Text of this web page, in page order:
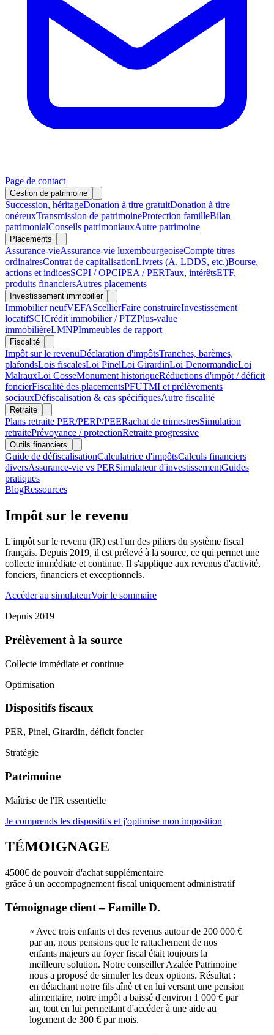
Page de contact
Gestion de patrimoine
Succession, héritageDonation à titre gratuitDonation à titre
onéreuxTransmission de patrimoineProtection familleBilan
patrimonialConseils patrimoniauxAutre patrimoine
Placements
Assurance-vieAssurance-vie luxembourgeoiseCompte titres
ordinairesContrat de capitalisationLivrets (A, LDDS, etc.)Bourse,
actions et indicesSCPI / OPCIPEA / PERTaux, intérêtsETF,
produits financiersAutres placements
Investissement immobilier
Immobilier neufVEFAScellierFaire construireInvestissement
locatifSCICrédit immobilier / PTZPlus-value
immobilièreLMNPImmeubles de rapport
Fiscalité
Impôt sur le revenuDéclaration d'impôtsTranches, barèmes,
plafondsLois fiscalesLoi PinelLoi GirardinLoi DenormandieLoi
MalrauxLoi CosseMonument historiqueRéductions d'impôt / déficit
foncierFiscalité des placementsPFUTMI et prélèvements
sociauxDéfiscalisation & cas spécifiquesAutre fiscalité
Retraite
Plans retraite PER/PERP/PEERachat de trimestresSimulation
retraitePrévoyance / protectionRetraite progressive
Outils financiers
Guide de défiscalisationCalculatrice d'impôtsCalculs financiers
diversAssurance-vie vs PERSimulateur d'investissementGuides
pratiques
BlogRessources
Impôt sur le revenu
L'impôt sur le revenu (IR) est l'un des piliers du système fiscal
français. Depuis 2019, il est prélevé à la source, ce qui permet une
collecte immédiate et continue. Il s'applique aux revenus d'activité,
fonciers, financiers et exceptionnels.
Accéder au simulateurVoir le sommaire
Depuis 2019
Prélèvement à la source
Collecte immédiate et continue
Optimisation
Dispositifs fiscaux
PER, Pinel, Girardin, déficit foncier
Stratégie
Patrimoine
Maîtrise de l'IR essentielle
Je comprends les dispositifs et j'optimise mon imposition
TÉMOIGNAGE
4500€ de pouvoir d'achat supplémentaire
grâce à un accompagnement fiscal uniquement administratif
Témoignage client – Famille D.
« Avec trois enfants et des revenus autour de 200 000 €
par an, nous pensions que le rattachement de nos
enfants majeurs au foyer fiscal était toujours la
meilleure solution. Notre conseiller Azalée Patrimoine
nous a proposé de simuler les deux options. Résultat :
en détachant notre fils aîné et en lui versant une pension
alimentaire, notre impôt a baissé d'environ 1 000 € par
an, tout en lui permettant d'accéder à une aide au
logement de 300 € par mois.